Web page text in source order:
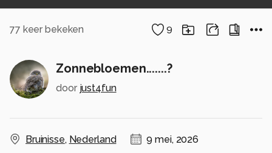
77 keer bekeken 9
Zonnebloemen.......?
door just4fun
Bruinisse, Nederland 9 mei, 2026